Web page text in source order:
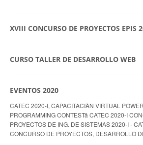
XVIII CONCURSO DE PROYECTOS EPIS
CURSO TALLER DE DESARROLLO WEB
EVENTOS 2020
CATEC 2020-I, CAPACITACIÃN VIRTUAL
PROGRAMMING CONTESTâ CATEC 2020-I
PROYECTOS DE ING. DE SISTEMAS 2020-I -
CONCURSO DE PROYECTOS, DESARROLLO